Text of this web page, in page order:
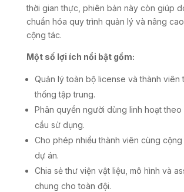
thời gian thực, phiên bản này còn giúp
chuẩn hóa quy trình quản lý và nâng
cộng tác.
Một số lợi ích nổi bật gồm:
Quản lý toàn bộ license và thành viên
thống tập trung.
Phân quyền người dùng linh hoạt theo
cầu sử dụng.
Cho phép nhiều thành viên cùng cộng
dự án.
Chia sẻ thư viện vật liệu, mô hình và
chung cho toàn đội.